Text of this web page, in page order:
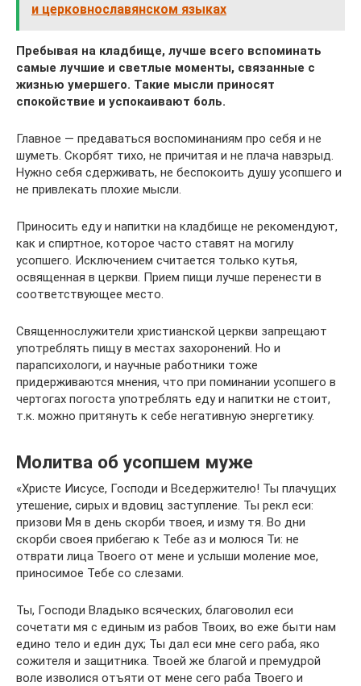
и церковнославянском языках
Пребывая на кладбище, лучше всего вспоминать
самые лучшие и светлые моменты, связанные с
жизнью умершего. Такие мысли приносят
спокойствие и успокаивают боль.
Главное — предаваться воспоминаниям про себя и не
шуметь. Скорбят тихо, не причитая и не плача навзрыд.
Нужно себя сдерживать, не беспокоить душу усопшего и
не привлекать плохие мысли.
Приносить еду и напитки на кладбище не рекомендуют,
как и спиртное, которое часто ставят на могилу
усопшего. Исключением считается только кутья,
освященная в церкви. Прием пищи лучше перенести в
соответствующее место.
Священнослужители христианской церкви запрещают
употреблять пищу в местах захоронений. Но и
парапсихологи, и научные работники тоже
придерживаются мнения, что при поминании усопшего в
чертогах погоста употреблять еду и напитки не стоит,
т.к. можно притянуть к себе негативную энергетику.
Молитва об усопшем муже
«Христе Иисусе, Господи и Вседержителю! Ты плачущих
утешение, сирых и вдовиц заступление. Ты рекл еси:
призови Мя в день скорби твоея, и изму тя. Во дни
скорби своея прибегаю к Тебе аз и молюся Ти: не
отврати лица Твоего от мене и услыши моление мое,
приносимое Тебе со слезами.
Ты, Господи Владыко всяческих, благоволил еси
сочетати мя с единым из рабов Твоих, во еже быти нам
едино тело и един дух; Ты дал еси мне сего раба, яко
сожителя и защитника. Твоей же благой и премудрой
воле изволися отъяти от мене сего раба Твоего и